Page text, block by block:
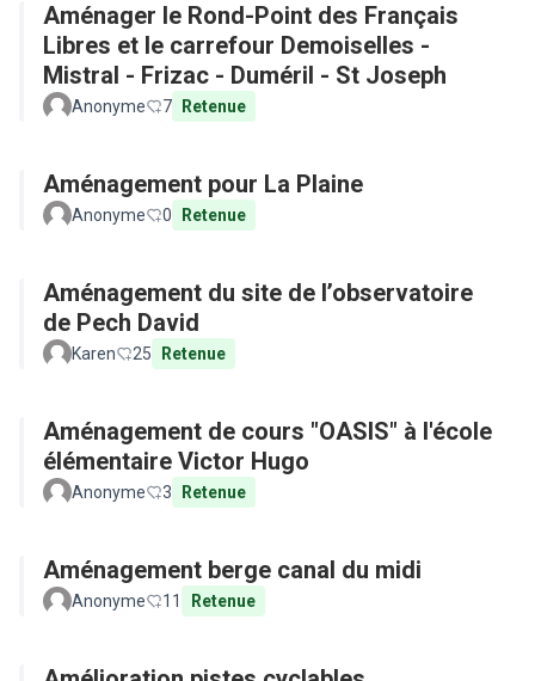
Aménager le Rond-Point des Français
Libres et le carrefour Demoiselles -
Mistral - Frizac - Duméril - St Joseph
Anonyme 7 Retenue
Aménagement pour La Plaine
Anonyme 0 Retenue
Aménagement du site de l’observatoire
de Pech David
Karen 25 Retenue
Aménagement de cours "OASIS" à l'école
élémentaire Victor Hugo
Anonyme 3 Retenue
Aménagement berge canal du midi
Anonyme 11 Retenue